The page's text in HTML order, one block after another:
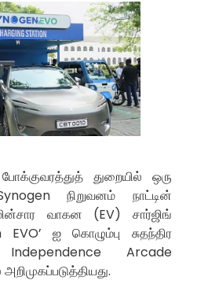
துறையில் ஒரு
நிறுவனம் நாட்டின்
வாகன (EV) சார்ஜிங்
ஐ கொழும்பு சுதந்திர
Arcade